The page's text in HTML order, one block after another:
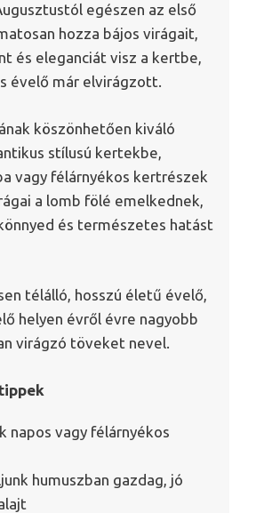
egészen az első
hozza bájos virágait,
és eleganciát visz a kertbe,
évelő már elvirágzott.
köszönhetően kiváló
stílusú kertekbe,
vagy félárnyékos kertrészek
a lomb fölé emelkednek,
és természetes hatást
télálló, hosszú életű évelő,
helyen évről évre nagyobb
virágzó töveket nevel.
napos vagy félárnyékos
humuszban gazdag, jó